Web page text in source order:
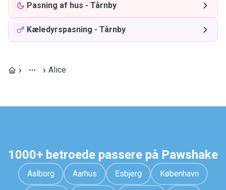
Pasning af hus - Tårnby
Kæledyrspasning - Tårnby
Alice
1000+ betroede passere på Pawshake
Aalborg Aarhus Esbjerg København